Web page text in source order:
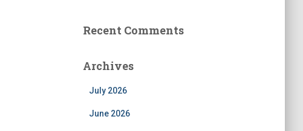
Recent Comments
Archives
July 2026
June 2026